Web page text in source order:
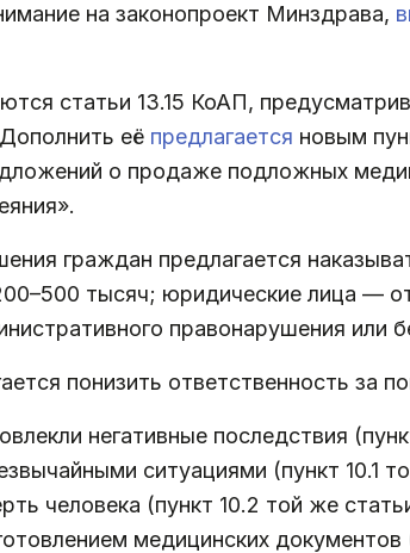
на законопроект Минздрава,
статьи 13.15 КоАП,
её предлагается новым
о продаже подложных
граждан предлагается
тысяч; юридические лица —
правонарушения или
понизить ответственность за
негативные последствия
ситуациями (пункт 10.1
человека (пункт 10.2 той же
медицинских